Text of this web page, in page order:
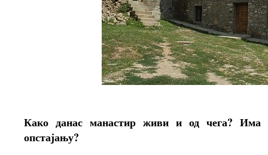
Како данас манастир живи и од чега? Има
опстајању?